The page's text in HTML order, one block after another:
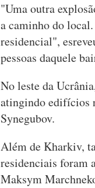
"Uma outra
a caminho do
residencial",
pessoas daquele
No leste da
atingindo edifícios
Synegubov.
Além de Kharkiv,
residenciais foram
Maksym